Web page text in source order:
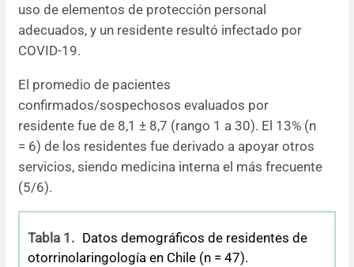
uso de elementos de protección personal
adecuados, y un residente resultó infectado por
COVID-19.
El promedio de pacientes
confirmados/sospechosos evaluados por
residente fue de 8,1 ± 8,7 (rango 1 a 30). El 13% (n
= 6) de los residentes fue derivado a apoyar otros
servicios, siendo medicina interna el más frecuente
(5/6).
Tabla 1. Datos demográficos de residentes de
otorrinolaringología en Chile (n = 47).